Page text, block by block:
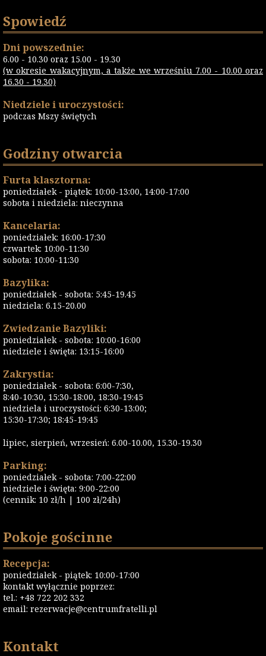
Spowiedź
Dni powszednie:
6.00 - 10.30 oraz 15.00 - 19.30
(w okresie wakacyjnym, a także we wrześniu 7.00 - 10.00 oraz
16.30 - 19.30)
Niedziele i uroczystości:
podczas Mszy świętych
Godziny otwarcia
Furta klasztorna:
poniedziałek - piątek: 10:00-13:00, 14:00-17:00
sobota i niedziela: nieczynna
Kancelaria:
poniedziałek: 16:00-17:30
czwartek: 10:00-11:30
sobota: 10:00-11:30
Bazylika:
poniedziałek - sobota: 5:45-19.45
niedziela: 6.15-20.00
Zwiedzanie Bazyliki:
poniedziałek - sobota: 10:00-16:00
niedziele i święta: 13:15-16:00
Zakrystia:
poniedziałek - sobota: 6:00-7:30,
8:40-10:30, 15:30-18:00, 18:30-19:45
niedziela i uroczystości: 6:30-13:00;
15:30-17:30; 18:45-19:45
lipiec, sierpień, wrzesień: 6.00-10.00, 15.30-19.30
Parking:
poniedziałek - sobota: 7:00-22:00
niedziele i święta: 9:00-22:00
(cennik: 10 zł/h | 100 zł/24h)
Pokoje gościnne
Recepcja:
poniedziałek - piątek: 10:00-17:00
kontakt wyłącznie poprzez:
tel.: +48 722 202 332
email: rezerwacje@centrumfratelli.pl
Kontakt